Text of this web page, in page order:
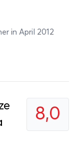
in April 2012
8,0